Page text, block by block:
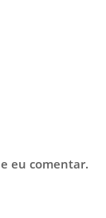
eu comentar.